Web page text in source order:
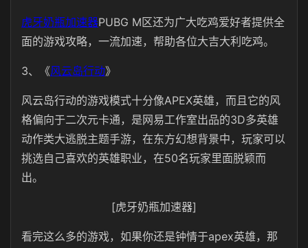
虎牙奶瓶加速器PUBG M区还为广大吃鸡爱好者提供全
面的游戏攻略，一流加速，帮助各位大吉大利吃鸡。
3、《风云岛行动》
风云岛行动的游戏模式十分像APEX英雄，而且它的风
格偏向于二次元卡通，是网易工作室出品的3D多英雄
动作类大逃脱主题手游，在东方幻想背景中，玩家可以
挑选自己喜欢的英雄职业，在50名玩家里面脱颖而
出。
[虎牙奶瓶加速器]
看完这么多的游戏，如果你还是钟情于apex英雄，那